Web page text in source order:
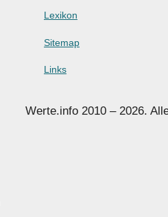
Lexikon
Sitemap
Links
Werte.info 2010 – 2026.